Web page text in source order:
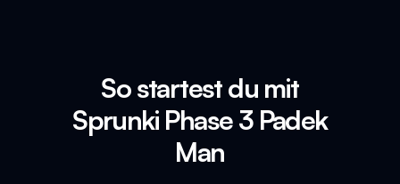
So startest du mit
Sprunki Phase 3 Padek
Man